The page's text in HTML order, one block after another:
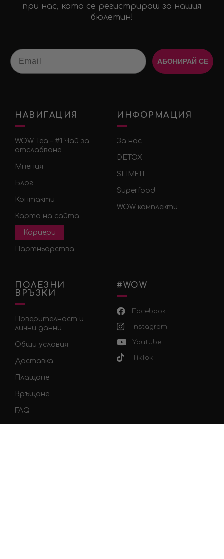
при нас, като се регистрираш за нашия
бюлетин!
Email
АБОНИРАЙ СЕ
НАВИГАЦИЯ
WOW Tea – #1 Чай за
отслабване
Мнения
Блог
Контакти
Карта на сайта
Кариери
Партньорства
ИНФОРМАЦИЯ
За нас
DETOX
SLIMFIT
Superfood
WOW комплекти
ПОЛЕЗНИ
ВРЪЗКИ
Поверителност и
лични данни
Общи условия
Доставка
Плащане
Връщане
FAQ
#WOW
Facebook
Instagram
Youtube
TikTok